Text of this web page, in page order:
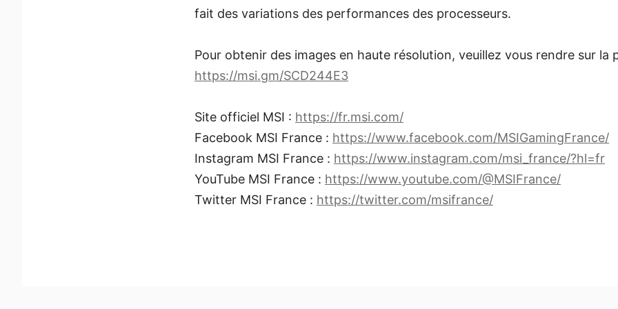
fait des variations des performances des processeurs.
Pour obtenir des images en haute résolution, veuillez vous rendre sur la
https://msi.gm/SCD244E3
Site officiel MSI : https://fr.msi.com/
Facebook MSI France : https://www.facebook.com/MSIGamingFrance/
Instagram MSI France : https://www.instagram.com/msi_france/?hl=fr
YouTube MSI France : https://www.youtube.com/@MSIFrance/
Twitter MSI France : https://twitter.com/msifrance/